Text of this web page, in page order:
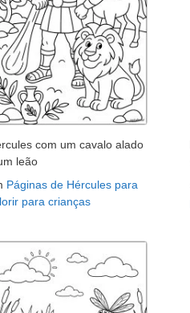
com um cavalo alado
leão
Páginas de Hércules para
para crianças